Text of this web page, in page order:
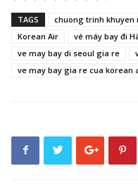
TAGS chuong trinh khuyen
Korean Air
vé máy bay đi
ve may bay di seoul gia re
ve may bay gia re cua korean